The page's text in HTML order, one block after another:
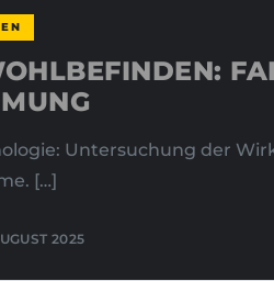
Untersuchung der
[…]
2025